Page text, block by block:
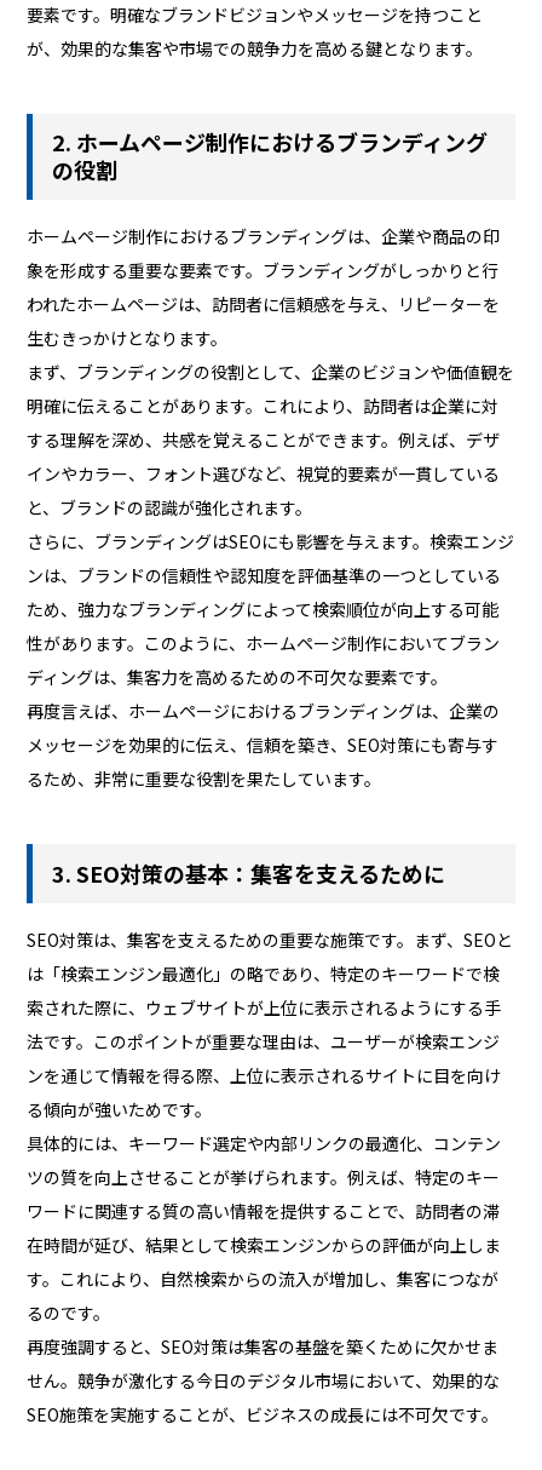
要素です。明確なブランドビジョンやメッセージを持つこと
が、効果的な集客や市場での競争力を高める鍵となります。
2. ホームページ制作におけるブランディング
の役割
ホームページ制作におけるブランディングは、企業や商品の印
象を形成する重要な要素です。ブランディングがしっかりと行
われたホームページは、訪問者に信頼感を与え、リピーターを
生むきっかけとなります。
まず、ブランディングの役割として、企業のビジョンや価値観を
明確に伝えることがあります。これにより、訪問者は企業に対
する理解を深め、共感を覚えることができます。例えば、デザ
インやカラー、フォント選びなど、視覚的要素が一貫している
と、ブランドの認識が強化されます。
さらに、ブランディングはSEOにも影響を与えます。検索エンジ
ンは、ブランドの信頼性や認知度を評価基準の一つとしている
ため、強力なブランディングによって検索順位が向上する可能
性があります。このように、ホームページ制作においてブラン
ディングは、集客力を高めるための不可欠な要素です。
再度言えば、ホームページにおけるブランディングは、企業の
メッセージを効果的に伝え、信頼を築き、SEO対策にも寄与す
るため、非常に重要な役割を果たしています。
3. SEO対策の基本：集客を支えるために
SEO対策は、集客を支えるための重要な施策です。まず、SEOと
は「検索エンジン最適化」の略であり、特定のキーワードで検
索された際に、ウェブサイトが上位に表示されるようにする手
法です。このポイントが重要な理由は、ユーザーが検索エンジ
ンを通じて情報を得る際、上位に表示されるサイトに目を向け
る傾向が強いためです。
具体的には、キーワード選定や内部リンクの最適化、コンテン
ツの質を向上させることが挙げられます。例えば、特定のキー
ワードに関連する質の高い情報を提供することで、訪問者の滞
在時間が延び、結果として検索エンジンからの評価が向上しま
す。これにより、自然検索からの流入が増加し、集客につなが
るのです。
再度強調すると、SEO対策は集客の基盤を築くために欠かせま
せん。競争が激化する今日のデジタル市場において、効果的な
SEO施策を実施することが、ビジネスの成長には不可欠です。